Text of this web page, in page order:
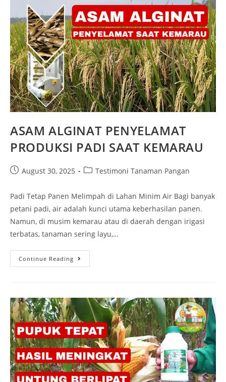
ASAM ALGINAT PENYELAMAT
PRODUKSI PADI SAAT KEMARAU
August 30, 2025 Testimoni Tanaman Pangan
Padi Tetap Panen Melimpah di Lahan Minim Air Bagi banyak
petani padi, air adalah kunci utama keberhasilan panen.
Namun, di musim kemarau atau di daerah dengan irigasi
terbatas, tanaman sering layu,…
Continue Reading